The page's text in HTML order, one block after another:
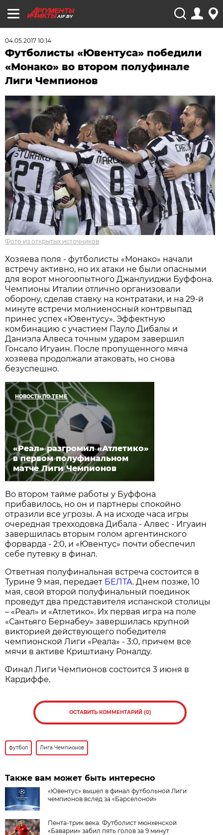
AIF.BY
04.05.2017 10:14
Футболисты «Ювентуса» победили
«Монако» во втором полуфинале
Лиги Чемпионов
Фото из открытых источников
Хозяева поля - футболисты «Монако» начали
встречу активно, но их атаки не были опасными
для ворот многоопытного Джанлуиджи Буффона.
Чемпионы Италии отлично организовали
оборону, сделав ставку на контратаки, и на 29-й
минуте встречи молниеносный контрвыпад
принес успех «Ювентусу». Эффектную
комбинацию с участием Пауло Дибалы и
Даниэла Алвеса точным ударом завершил
Гонсало Игуаин. После пропущенного мяча
хозяева продолжали атаковать, но снова
безуспешно.
НОВОСТЬ ПО ТЕМЕ
«Реал» разгромил «Атлетико»
в первом полуфинальном
матче Лиги Чемпионов
Во втором тайме работы у Буффона
прибавилось, но он и партнеры спокойно
отразили все угрозы. А на исходе часа игры
очередная трехходовка Дибала - Алвес - Игуаин
завершилась вторым голом аргентинского
форварда - 2:0, и «Ювентус» почти обеспечил
себе путевку в финал.
Ответная полуфинальная встреча состоится в
Турине 9 мая, передает БЕЛТА. Днем позже, 10
мая, свой второй полуфинальный поединок
проведут два представителя испанской столицы
– «Реал» и «Атлетико». Их первая игра на поле
«Сантьяго Бернабеу» завершилась крупной
викторией действующего победителя
чемпионской Лиги «Реала» - 3:0, причем все
мячи в активе Криштиану Роналду.
Финал Лиги Чемпионов состоится 3 июня в
Кардиффе.
ОСТАВИТЬ КОММЕНТАРИЙ (0)
футбол Лига Чемпионов
Также вам может быть интересно
«Ювентус» вышел в финал футбольной Лиги
чемпионов вслед за «Барселоной»
Пента-трик века. Футболист мюнхенской
«Баварии» забил пять голов за 9 минут